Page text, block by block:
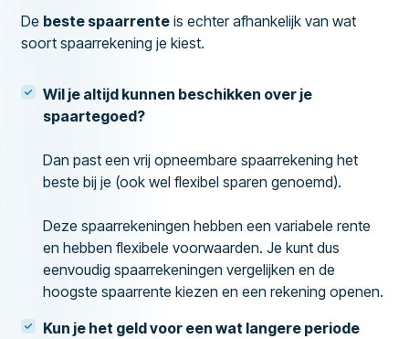
De beste spaarrente is echter afhankelijk van wat
soort spaarrekening je kiest.
Wil je altijd kunnen beschikken over je
spaartegoed?
Dan past een vrij opneembare spaarrekening het
beste bij je (ook wel flexibel sparen genoemd).
Deze spaarrekeningen hebben een variabele rente
en hebben flexibele voorwaarden. Je kunt dus
eenvoudig spaarrekeningen vergelijken en de
hoogste spaarrente kiezen en een rekening openen.
Kun je het geld voor een wat langere periode